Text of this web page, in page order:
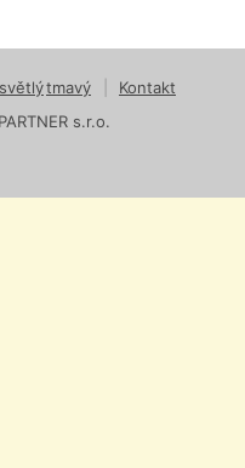
světlýtmavý
Kontakt
s.r.o.